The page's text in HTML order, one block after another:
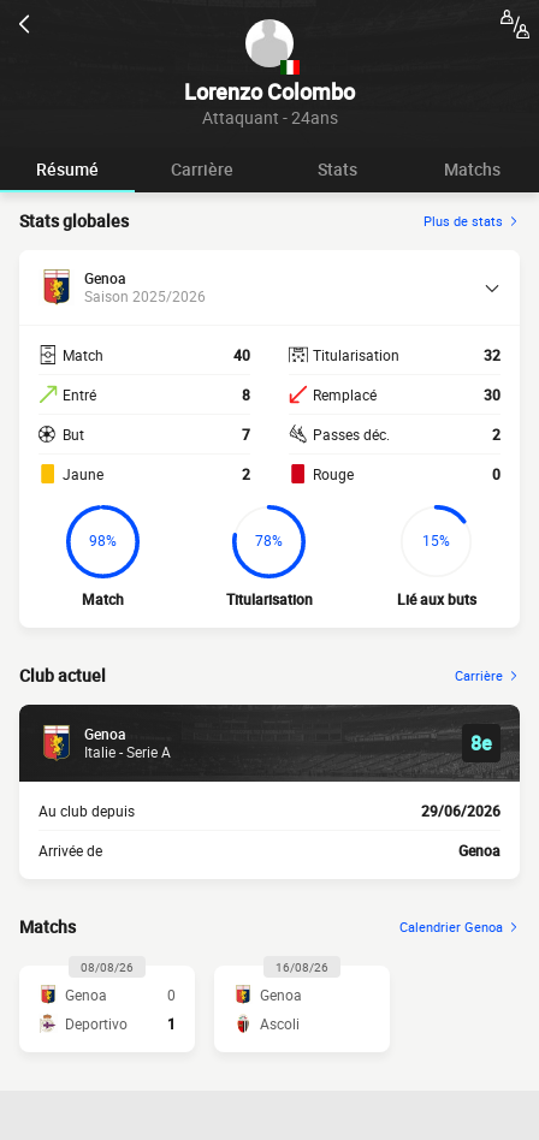
Lorenzo Colombo
Attaquant - 24ans
Résumé Carrière Stats Matchs
Stats globales Plus de stats
Genoa
Saison 2025/2026
Match 40
Entré 8
But 7
Jaune 2
Titularisation 32
Remplacé 30
Passes déc. 2
Rouge 0
98%
Match
78%
Titularisation
15%
Lié aux buts
Club actuel Carrière
Genoa
Italie - Serie A
8e
Au club depuis 29/06/2026
Arrivée de Genoa
Matchs Calendrier Genoa
08/08/26
Genoa
0
Deportivo
1
16/08/26
Genoa
Ascoli